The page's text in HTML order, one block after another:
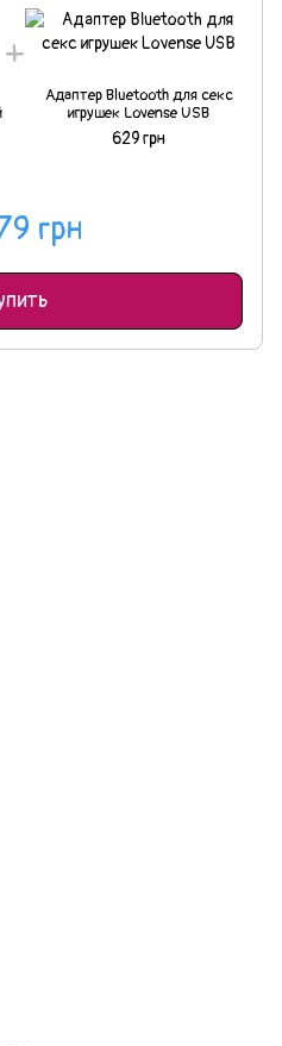
Адаптер Bluetooth для секс
игрушек Lovense USB
629 грн
грн